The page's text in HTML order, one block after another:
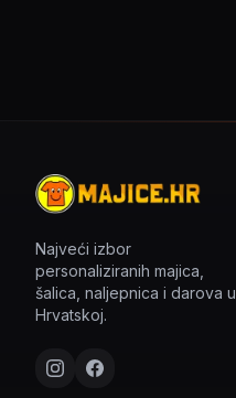
Najveći izbor
personaliziranih majica,
šalica, naljepnica i darova u
Hrvatskoj.